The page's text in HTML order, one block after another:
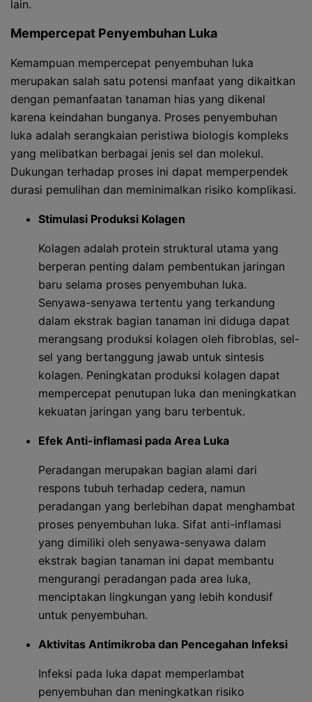
lain.
Mempercepat Penyembuhan Luka
Kemampuan mempercepat penyembuhan luka
merupakan salah satu potensi manfaat yang dikaitkan
dengan pemanfaatan tanaman hias yang dikenal
karena keindahan bunganya. Proses penyembuhan
luka adalah serangkaian peristiwa biologis kompleks
yang melibatkan berbagai jenis sel dan molekul.
Dukungan terhadap proses ini dapat memperpendek
durasi pemulihan dan meminimalkan risiko komplikasi.
Stimulasi Produksi Kolagen
Kolagen adalah protein struktural utama yang
berperan penting dalam pembentukan jaringan
baru selama proses penyembuhan luka.
Senyawa-senyawa tertentu yang terkandung
dalam ekstrak bagian tanaman ini diduga dapat
merangsang produksi kolagen oleh fibroblas, sel-
sel yang bertanggung jawab untuk sintesis
kolagen. Peningkatan produksi kolagen dapat
mempercepat penutupan luka dan meningkatkan
kekuatan jaringan yang baru terbentuk.
Efek Anti-inflamasi pada Area Luka
Peradangan merupakan bagian alami dari
respons tubuh terhadap cedera, namun
peradangan yang berlebihan dapat menghambat
proses penyembuhan luka. Sifat anti-inflamasi
yang dimiliki oleh senyawa-senyawa dalam
ekstrak bagian tanaman ini dapat membantu
mengurangi peradangan pada area luka,
menciptakan lingkungan yang lebih kondusif
untuk penyembuhan.
Aktivitas Antimikroba dan Pencegahan Infeksi
Infeksi pada luka dapat memperlambat
penyembuhan dan meningkatkan risiko